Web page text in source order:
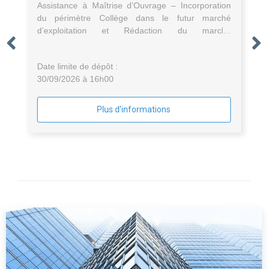
Assistance à Maîtrise d’Ouvrage – Incorporation
du périmètre Collège dans le futur marché
d’exploitation et Rédaction du marché
Date limite de dépôt :
30/09/2026 à 16h00
Plus d'informations